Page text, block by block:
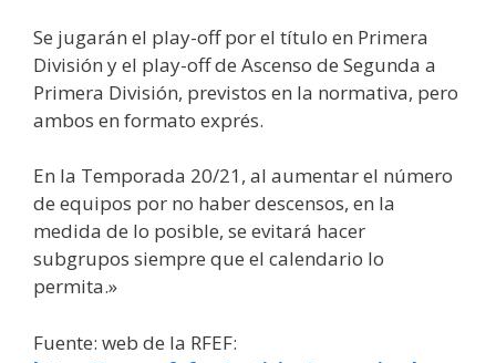
Se jugarán el play-off por el título en Primera
División y el play-off de Ascenso de Segunda a
Primera División, previstos en la normativa, pero
ambos en formato exprés.
En la Temporada 20/21, al aumentar el número
de equipos por no haber descensos, en la
medida de lo posible, se evitará hacer
subgrupos siempre que el calendario lo
permita.»
Fuente: web de la RFEF: